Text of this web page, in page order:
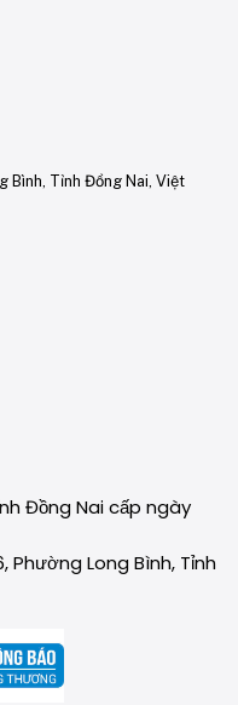
Bình, Tỉnh Đồng Nai, Việt
Đồng Nai cấp ngày
Phường Long Bình, Tỉnh